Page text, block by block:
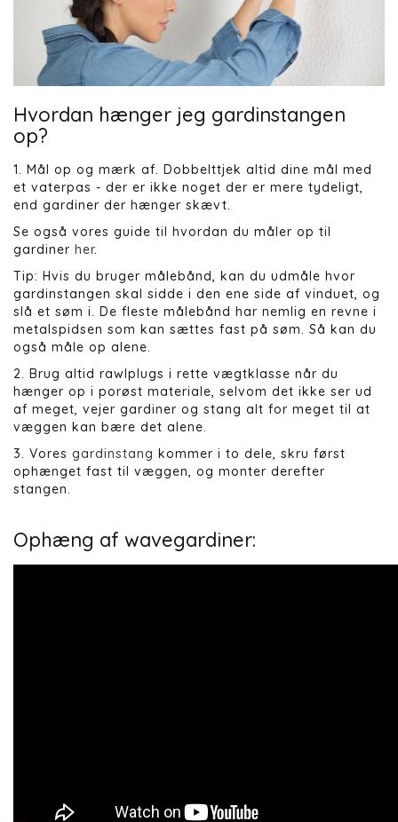
Hvordan hænger jeg gardinstangen
op?
1. Mål op og mærk af. Dobbelttjek altid dine mål med
et vaterpas - der er ikke noget der er mere tydeligt,
end gardiner der hænger skævt.
Se også vores guide til hvordan du måler op til
gardiner her.
Tip: Hvis du bruger målebånd, kan du udmåle hvor
gardinstangen skal sidde i den ene side af vinduet, og
slå et søm i. De fleste målebånd har nemlig en revne i
metalspidsen som kan sættes fast på søm. Så kan du
også måle op alene.
2. Brug altid rawlplugs i rette vægtklasse når du
hænger op i porøst materiale, selvom det ikke ser ud
af meget, vejer gardiner og stang alt for meget til at
væggen kan bære det alene.
3. Vores gardinstang kommer i to dele, skru først
ophænget fast til væggen, og monter derefter
stangen.
Ophæng af wavegardiner: